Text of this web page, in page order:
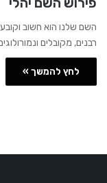
השם שלנו הוא חשוב
רבנים, מקובלים
לחץ להמשך »